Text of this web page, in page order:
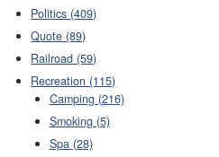
Politics (409)
Quote (89)
Railroad (59)
Recreation (115)
Camping (216)
Smoking (5)
Spa (28)